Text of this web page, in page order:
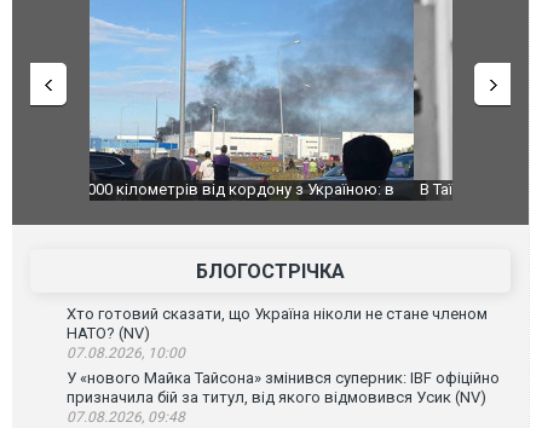
В Таїланді футболіст загинув від удару
постраждали. ВІДЕО
БЛОГОСТРІЧКА
Хто готовий сказати, що Україна ніколи не стане членом
НАТО? (NV)
07.08.2026, 10:00
У «нового Майка Тайсона» змінився суперник: IBF офіційно
призначила бій за титул, від якого відмовився Усик (NV)
07.08.2026, 09:48